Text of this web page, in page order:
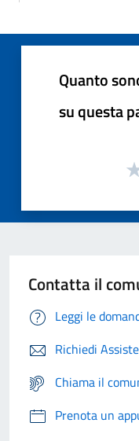
Quanto
su questa
Contatta il
Leggi le
Richiedi
Chiama il
Prenota un